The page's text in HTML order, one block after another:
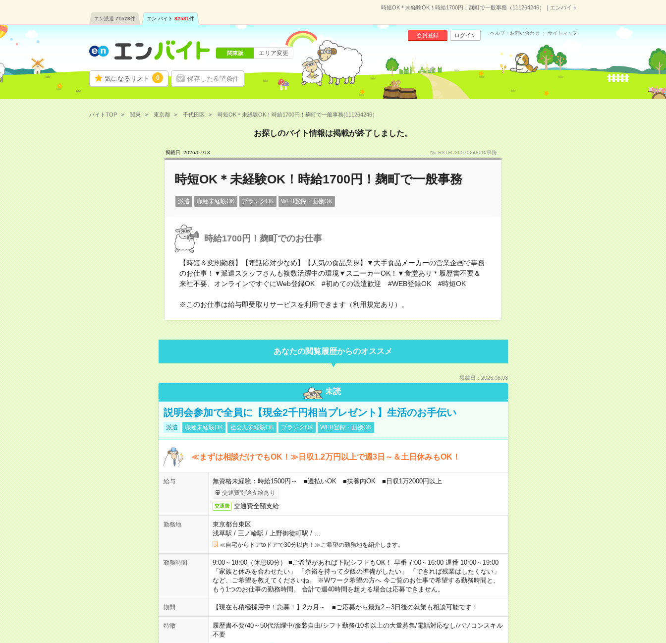
時短OK＊未経験OK！時給1700円！麹町で一般事務（111264246）｜エンバイト
エン派遣 71573件 エン バイト 82531件
気になるリスト 0 保存した希望条件
会員登録 ログイン ヘルプ・お問い合わせ サイトマップ
関東版 エリア変更
バイトTOP 関東 東京都 千代田区 時短OK＊未経験OK！時給1700円！麹町で一般事務(111264246）
お探しのバイト情報は掲載が終了しました。
掲載日 :2026/07/13 No.RSTFO260702486D/事務
時短OK＊未経験OK！時給1700円！麹町で一般事務
派遣 職種未経験OK ブランクOK WEB登録・面接OK
時給1700円！麹町でのお仕事
【時短＆変則勤務】【電話応対少なめ】【人気の食品業界】▼大手食品メーカーの営業企画で事務
のお仕事！▼派遣スタッフさんも複数活躍中の環境▼スニーカーOK！▼食堂あり＊履歴書不要＆
来社不要、オンラインですぐにWeb登録OK #初めての派遣歓迎 #WEB登録OK #時短OK
※このお仕事は給与即受取りサービスを利用できます（利用規定あり）。
あなたの閲覧履歴からのオススメ
掲載日：2026.08.08
未読
説明会参加で全員に【現金2千円相当プレゼント】生活のお手伝い
派遣 職種未経験OK 社会人未経験OK ブランクOK WEB登録・面接OK
≪まずは相談だけでもOK！≫日収1.2万円以上で週3日～＆土日休みもOK！
給与 無資格未経験：時給1500円～ ■週払いOK ■扶養内OK ■日収1万2000円以上
交通費別途支給あり
交通費 交通費全額支給
勤務地
東京都台東区
浅草駅 / 三ノ輪駅 / 上野御徒町駅 /
≪自宅からドアtoドアで30分以内！≫ご希望の勤務地を紹介します。
勤務時間
9:00～18:00（休憩60分） ■ご希望があれば下記シフトもOK！ 早番 7:00～16:00 遅番 10:00～19:00
「家族と休みを合わせたい」 「余裕を持って夕飯の準備がしたい」 「できれば残業はしたくない」
など、ご希望を教えてくださいね。 ※Wワーク希望の方へ 今ご覧のお仕事で希望する勤務時間と、
もう1つのお仕事の勤務時間。 合計で週40時間を超える場合は応募できません。
期間 【現在も積極採用中！急募！】2カ月～ ■ご応募から最短2～3日後の就業も相談可能です！
特徴 履歴書不要/40～50代活躍中/服装自由/シフト勤務/10名以上の大量募集/電話対応なし/パソコンスキル
不要